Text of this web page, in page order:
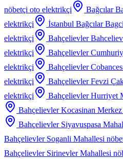
nöbetçi oto elektrikçi Bağcılar
elektrikçi
İstanbul Bağcılar
elektrikçi
Bahçelievler
elektrikçi
Bahçelievler
elektrikçi
Bahçelievler
elektrikçi
Bahçelievler Fevzi
elektrikçi
Bahçelievler Hurriyet
Bahçelievler Kocasinan
Bahçelievler Siyavuspasa
Bahçelievler Soganli Mahallesi
Bahçelievler Sirinevler Mahallesi